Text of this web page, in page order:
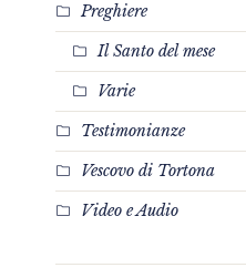
Preghiere
Il Santo del mese
Varie
Testimonianze
Vescovo di Tortona
Video e Audio